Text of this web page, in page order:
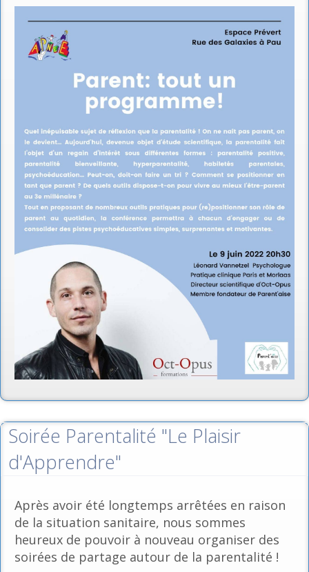
Soirée Parentalité "Le Plaisir
d'Apprendre"
Après avoir été longtemps arrêtées en raison
de la situation sanitaire, nous sommes
heureux de pouvoir à nouveau organiser des
soirées de partage autour de la parentalité !